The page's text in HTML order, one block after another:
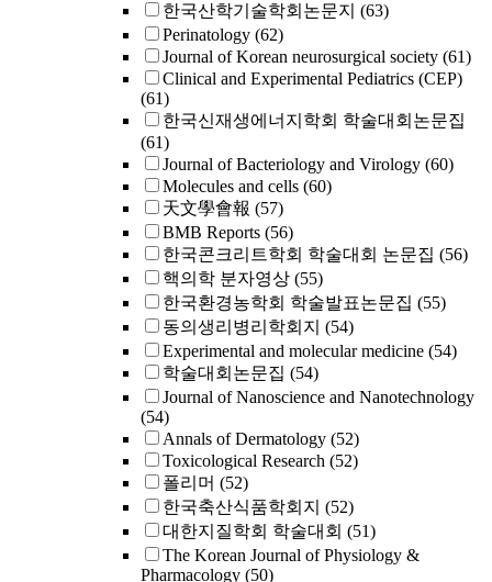
한국산학기술학회논문지 (63)
Perinatology (62)
Journal of Korean neurosurgical society (61)
Clinical and Experimental Pediatrics (CEP)
(61)
한국신재생에너지학회 학술대회논문집
(61)
Journal of Bacteriology and Virology (60)
Molecules and cells (60)
天文學會報 (57)
BMB Reports (56)
한국콘크리트학회 학술대회 논문집 (56)
핵의학 분자영상 (55)
한국환경농학회 학술발표논문집 (55)
동의생리병리학회지 (54)
Experimental and molecular medicine (54)
학술대회논문집 (54)
Journal of Nanoscience and Nanotechnology
(54)
Annals of Dermatology (52)
Toxicological Research (52)
폴리머 (52)
한국축산식품학회지 (52)
대한지질학회 학술대회 (51)
The Korean Journal of Physiology &
Pharmacology (50)